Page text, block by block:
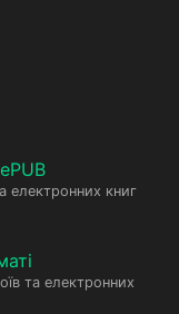
електронних книг
та електронних